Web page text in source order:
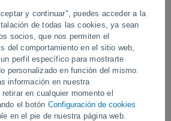
y continuar", puedes acceder a la
de todas las cookies, ya sean
socios, que nos permiten el
del comportamiento en el sitio web,
perfil específico para mostrarte
personalizado en función del mismo.
información en nuestra
retirar en cualquier momento el
el botón Configuración de cookies
en el pie de nuestra página web.
Anna Bay
Arncliffe
Artarmon
Ashfield
Ashford